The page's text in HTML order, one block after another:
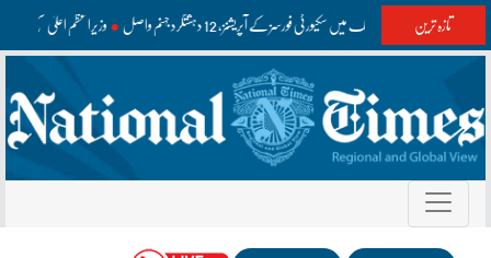
تازہ ترینواشک اور مستونگ میں سکیورٹی فورسز کے آپریشنز، 12 دہشتگرد جہنم واصل وزیراعظم اعلیٰ سطح